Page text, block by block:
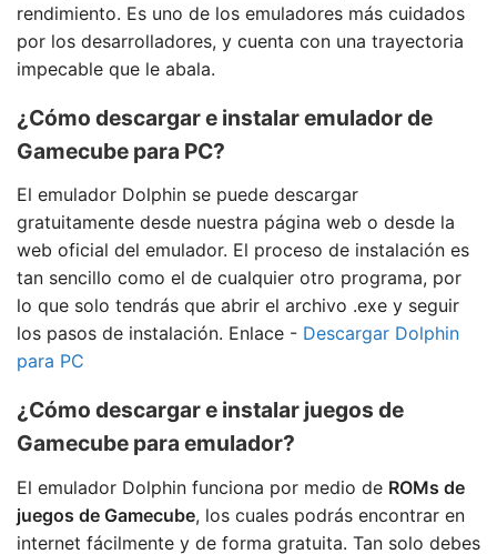
rendimiento. Es uno de los emuladores más cuidados
por los desarrolladores, y cuenta con una trayectoria
impecable que le abala.
¿Cómo descargar e instalar emulador de
Gamecube para PC?
El emulador Dolphin se puede descargar
gratuitamente desde nuestra página web o desde la
web oficial del emulador. El proceso de instalación es
tan sencillo como el de cualquier otro programa, por
lo que solo tendrás que abrir el archivo .exe y seguir
los pasos de instalación. Enlace - Descargar Dolphin
para PC
¿Cómo descargar e instalar juegos de
Gamecube para emulador?
El emulador Dolphin funciona por medio de ROMs de
juegos de Gamecube, los cuales podrás encontrar en
internet fácilmente y de forma gratuita. Tan solo debes